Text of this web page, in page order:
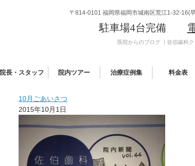
〒814-0101 福岡県福岡市城南区荒江1-32-16(
駐車場4台完備
医院からのブログ ｜佐伯歯科
院長・スタッフ 院内ツアー 治療症例集 料金表
10月ごあいさつ
2015年10月1日